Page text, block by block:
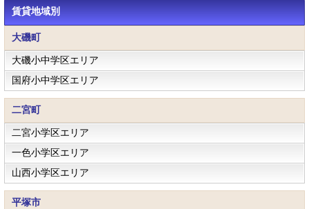
賃貸地域別
大磯町
大磯小中学区エリア
国府小中学区エリア
二宮町
二宮小学区エリア
一色小学区エリア
山西小学区エリア
平塚市